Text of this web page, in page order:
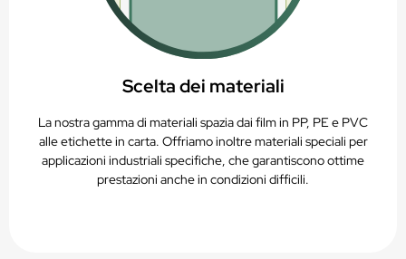
Scelta dei materiali
La nostra gamma di materiali spazia dai film in PP, PE e PVC
alle etichette in carta. Offriamo inoltre materiali speciali per
applicazioni industriali specifiche, che garantiscono ottime
prestazioni anche in condizioni difficili.